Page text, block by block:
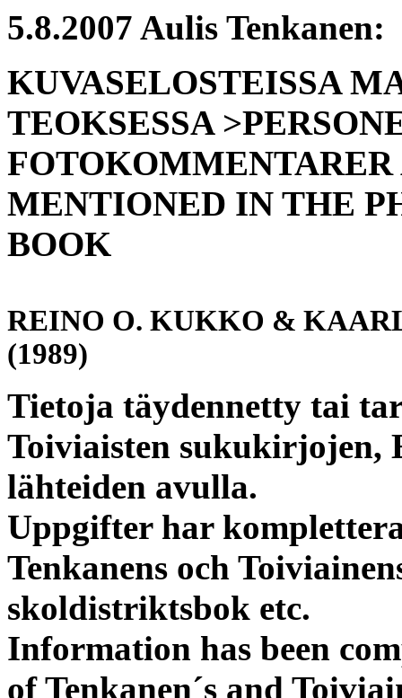
5.8.2007 Aulis Tenkanen:
KUVASELOSTEISSA
TEOKSESSA
FOTOKOMMENTARER
MENTIONED IN THE
BOOK
REINO O. KUKKO &
(1989)
Tietoja täydennetty tai
Toiviaisten
lähteiden avulla.
Uppgifter har
Tenkanens och
skoldistriktsbok etc.
Information has been
of Tenkanen´s and